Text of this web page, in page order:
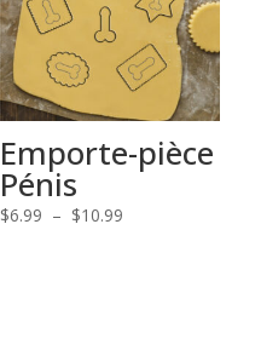
Emporte-pièce
Pénis
$6.99 – $10.99Plage